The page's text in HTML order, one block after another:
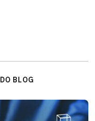
BLOG